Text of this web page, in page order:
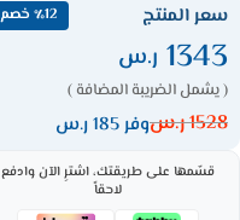
سعر المنتج ٪12 خصم
1343 ر.س
( يشمل الضريبة المضافة )
1528ر.سوفر 185 ر.س
قسّمها على طريقتك، اشترِ الآن وادفع
لاحقاً